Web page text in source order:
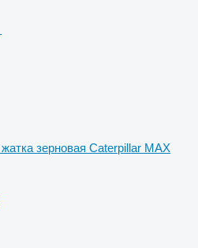
жатка зерновая Caterpillar MAX